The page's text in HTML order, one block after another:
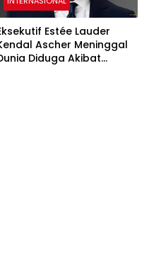
Estée Lauder
Ascher Meninggal
Diduga Akibat